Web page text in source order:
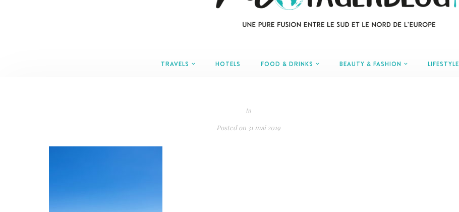
TRAVELS HOTELS FOOD & DRINKS BEAUTY & FASHION LIFESTYLE
In
Posted on31 mai 2019